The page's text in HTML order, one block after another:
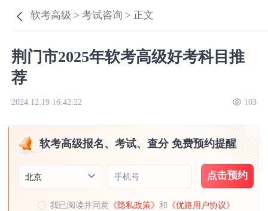
软考高级 >考试咨询 > 正文
荆门市2025年软考高级好考科目推
荐
2024.12.19 16:42:22 103
软考高级报名、考试、查分 免费预约提醒
北京 手机号 点击预约
我已阅读并同意 《隐私政策》和 《优路用户协议》